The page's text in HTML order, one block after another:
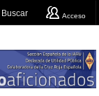
Buscar Acceso